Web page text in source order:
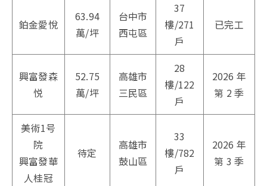
鉑金愛悅
63.94
萬/坪
台中市
西屯區
37
樓/271
戶
已完工
興富發森
悦
52.75
萬/坪
高雄市
三民區
28
樓/122
戶
2026 年
第 2 季
美術1号
院
興富發華
人桂冠
待定
高雄市
鼓山區
33
樓/782
戶
2026 年
第 3 季